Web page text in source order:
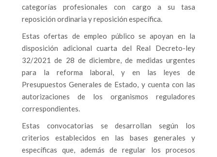
categorías profesionales con cargo a su tasa
reposición ordinaria y reposición específica.
Estas ofertas de empleo público se apoyan en la
disposición adicional cuarta del Real Decreto-ley
32/2021 de 28 de diciembre, de medidas urgentes
para la reforma laboral, y en las leyes de
Presupuestos Generales de Estado, y cuenta con las
autorizaciones de los organismos reguladores
correspondientes.
Estas convocatorias se desarrollan según los
criterios establecidos en las bases generales y
específicas que, además de regular los procesos